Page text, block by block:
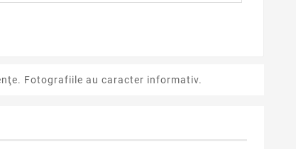
Fotografiile au caracter informativ.